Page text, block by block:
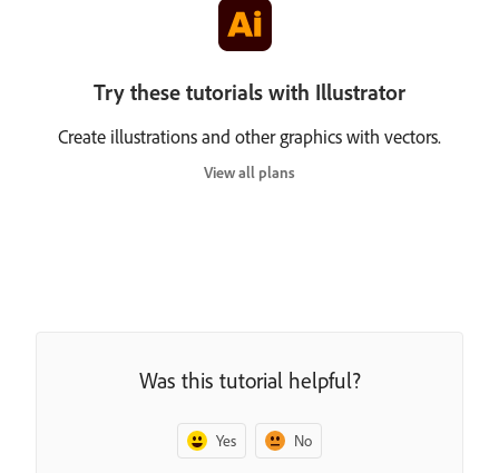
Try these tutorials with Illustrator
Create illustrations and other graphics with vectors.
View all plans
Was this tutorial helpful?
Yes No